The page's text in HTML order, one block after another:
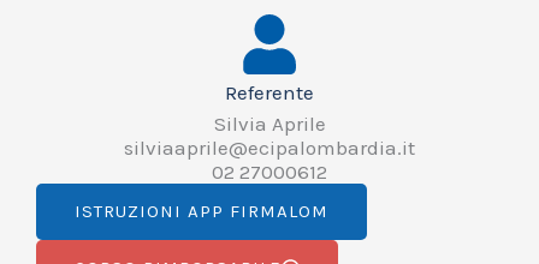
Referente
Silvia Aprile
silviaaprile@ecipalombardia.it
02 27000612
ISTRUZIONI APP FIRMALOM